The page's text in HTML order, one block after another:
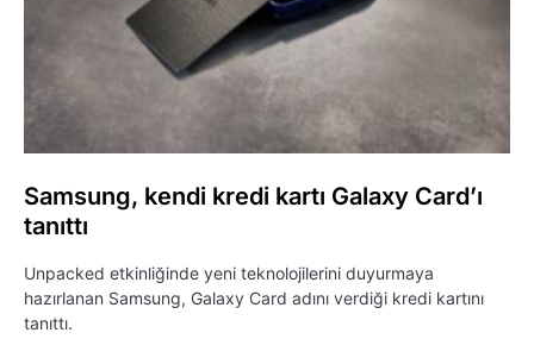
Samsung, kendi kredi kartı Galaxy Card’ı
tanıttı
Unpacked etkinliğinde yeni teknolojilerini duyurmaya
hazırlanan Samsung, Galaxy Card adını verdiği kredi kartını
tanıttı.